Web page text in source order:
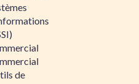
de